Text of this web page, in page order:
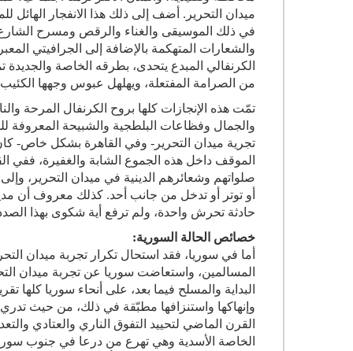
ميدان التحرير. أضف إلى ذلك هذا الانفجار الهائل
في ذلك الموسيقى والغناء والرقص ومسرح الشارع
والشعارات المتهكمة بالإضافة إلى الجرافيتي
الكرنفالي المبدع يتحدى، بطرقه الخاصة
من الصرامة المفتعلة، ويهلهل عبوس وجهها الكئيب
تمّت هذه الإنجازات كلها بروح الكرنفال المرحة
والجمال وفظاعات البلطجية والشبيحة المعروفة
تجرية ميدان التحرير- وفي القاهرة بشكل خاص-
الموقف داخل هذه الجموع الشابة والغفيرة، ففي
صلواتهم وشعائرهم الدينية في ميدان التحرير،
أو توتر أو تدخل من جانب أحد. كذلك معروف أن
حادثة تحرش واحدة، ولم ترفع أية شكوى بهذا
خصائص الحالة السورية:
أما في سوريا، فقد استحال تكرار تجربة ميدان
المسالمين، واستعاضت سوريا عن تجربة ميدان
البداية والمسلح فيما بعد، على أنحاء سوريا كلها
وإنهاكها واستنزافها مطبّقة في ذلك، من حيث
القرن الماضي لتحييد التفوق الناري والعتادي
الخاصة الأسدية وهي تهرع من درعا في جنوب